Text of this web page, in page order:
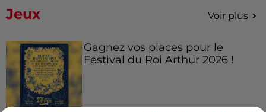
Jeux Voir plus
Gagnez vos places pour le
Festival du Roi Arthur 2026 !